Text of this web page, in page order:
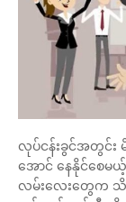
လုပ်ငန်းခွင်အတွင်း
အောင် နေနိုင်စေမ
လမ်းလေးတွေက သိပ်